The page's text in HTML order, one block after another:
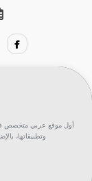
أول موقع عربي متخصص في
وتطبيقاتها،